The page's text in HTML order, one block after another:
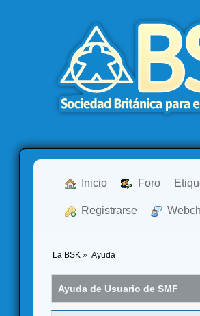
Inicio Foro
Registrarse
La BSK » Ayuda
Ayuda de Usuario de SMF